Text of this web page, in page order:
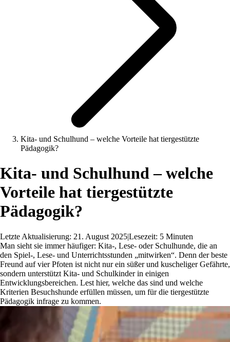
Kita- und Schulhund – welche Vorteile hat tiergestützte
Pädagogik?
Kita- und Schulhund – welche
Vorteile hat tiergestützte
Pädagogik?
Letzte Aktualisierung: 21. August 2025|Lesezeit: 5 Minuten
Man sieht sie immer häufiger: Kita-, Lese- oder Schulhunde, die an
den Spiel-, Lese- und Unterrichtsstunden „mitwirken“. Denn der beste
Freund auf vier Pfoten ist nicht nur ein süßer und kuscheliger Gefährte,
sondern unterstützt Kita- und Schulkinder in einigen
Entwicklungsbereichen. Lest hier, welche das sind und welche
Kriterien Besuchshunde erfüllen müssen, um für die tiergestützte
Pädagogik infrage zu kommen.